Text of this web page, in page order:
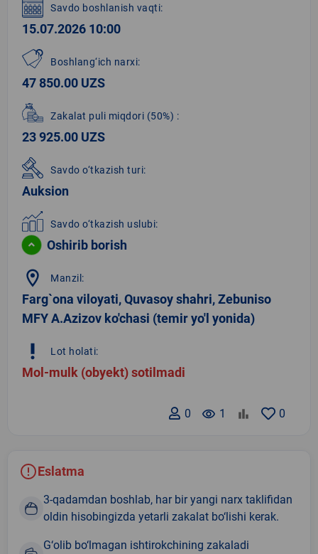
Savdo boshlanish vaqti:
15.07.2026 10:00
Boshlang‘ich narxi:
47 850.00 UZS
Zakalat puli miqdori (50%) :
23 925.00 UZS
Savdo o‘tkazish turi:
Auksion
Savdo o‘tkazish uslubi:
Oshirib borish
location_on Manzil:
Farg`ona viloyati, Quvasoy shahri, Zebuniso
MFY A.Azizov ko'chasi (temir yo'l yonida)
priority_high Lot holati:
Mol-mulk (obyekt) sotilmadi
0
remove_red_eye 1
0
Eslatma
3-qadamdan boshlab, har bir yangi narx taklifidan
oldin hisobingizda yetarli zakalat bo‘lishi kerak.
G‘olib bo‘lmagan ishtirokchining zakaladi